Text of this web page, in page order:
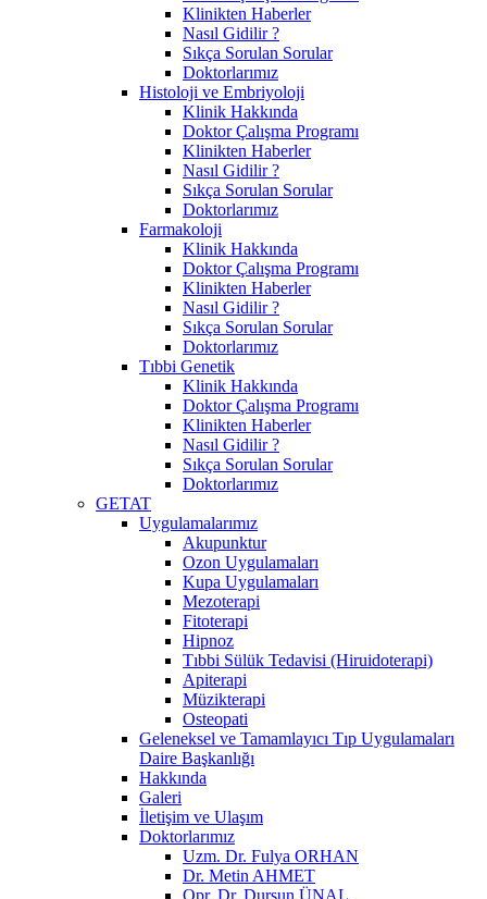
Klinikten Haberler
Nasıl Gidilir ?
Sıkça Sorulan Sorular
Doktorlarımız
Histoloji ve Embriyoloji
Klinik Hakkında
Doktor Çalışma Programı
Klinikten Haberler
Nasıl Gidilir ?
Sıkça Sorulan Sorular
Doktorlarımız
Farmakoloji
Klinik Hakkında
Doktor Çalışma Programı
Klinikten Haberler
Nasıl Gidilir ?
Sıkça Sorulan Sorular
Doktorlarımız
Tıbbi Genetik
Klinik Hakkında
Doktor Çalışma Programı
Klinikten Haberler
Nasıl Gidilir ?
Sıkça Sorulan Sorular
Doktorlarımız
GETAT
Uygulamalarımız
Akupunktur
Ozon Uygulamaları
Kupa Uygulamaları
Mezoterapi
Fitoterapi
Hipnoz
Tıbbi Sülük Tedavisi (Hiruidoterapi)
Apiterapi
Müzikterapi
Osteopati
Geleneksel ve Tamamlayıcı Tıp Uygulamaları
Daire Başkanlığı
Hakkında
Galeri
İletişim ve Ulaşım
Doktorlarımız
Uzm. Dr. Fulya ORHAN
Dr. Metin AHMET
Opr. Dr. Dursun ÜNAL